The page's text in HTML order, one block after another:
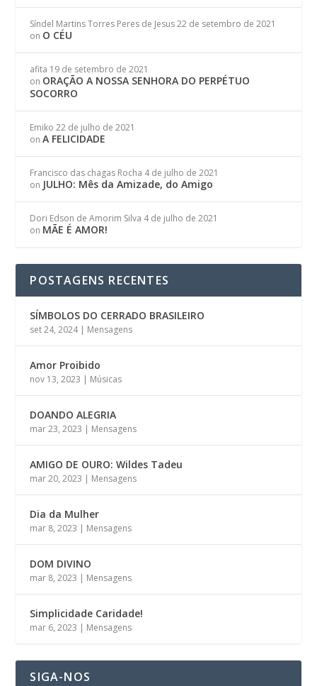
Síndel Martins Torres Peres de Jesus 22 de setembro de 2021
on O CÉU
afita 19 de setembro de 2021
on ORAÇÃO A NOSSA SENHORA DO PERPÉTUO
SOCORRO
Emiko 22 de julho de 2021
onA FELICIDADE
Francisco das chagas Rocha 4 de julho de 2021
on JULHO: Mês da Amizade, do Amigo
Dori Edson de Amorim Silva 4 de julho de 2021
on MÃE É AMOR!
POSTAGENS RECENTES
SÍMBOLOS DO CERRADO BRASILEIRO
set 24, 2024| Mensagens
Amor Proibido
nov 13, 2023 | Músicas
DOANDO ALEGRIA
mar 23, 2023 | Mensagens
AMIGO DE OURO: Wildes Tadeu
mar 20, 2023 | Mensagens
Dia da Mulher
mar 8, 2023 | Mensagens
DOM DIVINO
mar 8, 2023 | Mensagens
Simplicidade Caridade!
mar 6, 2023 | Mensagens
SIGA-NOS